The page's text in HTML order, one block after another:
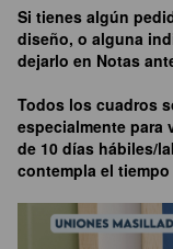
Si tienes algún
diseño, o alguna
dejarlo en Notas
Todos los cuadros
especialmente para
de 10 días hábiles/
contempla el